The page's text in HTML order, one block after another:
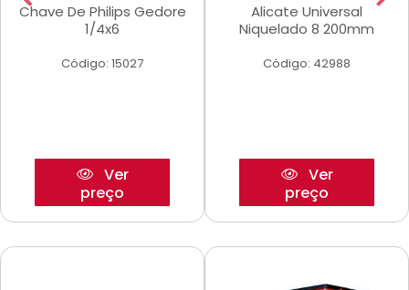
Chave De Philips Gedore
1/4x6
Código: 15027
Ver
preço
Alicate Universal
Niquelado 8 200mm
Código: 42988
Ver
preço